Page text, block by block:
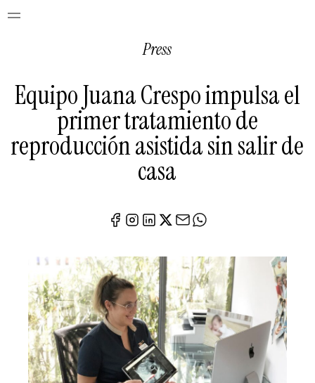
Press
Equipo Juana Crespo impulsa el
primer tratamiento de
reproducción asistida sin salir de
casa